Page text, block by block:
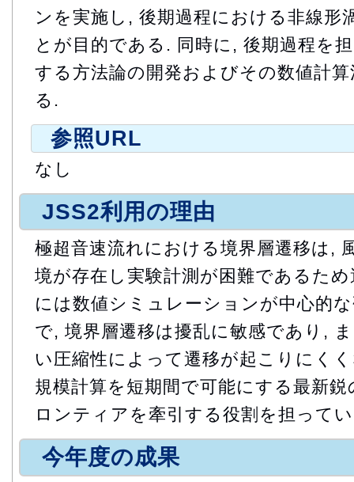
ンを実施し, 後期過程における非線形
とが目的である. 同時に, 後期過程を
する方法論の開発およびその数値計
る.
参照URL
なし
JSS2利用の理由
極超音速流れにおける境界層遷移は,
境が存在し実験計測が困難であるた
には数値シミュレーションが中心的
で, 境界層遷移は擾乱に敏感であり,
い圧縮性によって遷移が起こりにく
規模計算を短期間で可能にする最新
ロンティアを牽引する役割を担って
今年度の成果